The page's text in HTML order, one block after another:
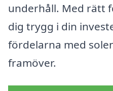
underhåll. Med rätt
dig trygg i din
fördelarna med
framöver.